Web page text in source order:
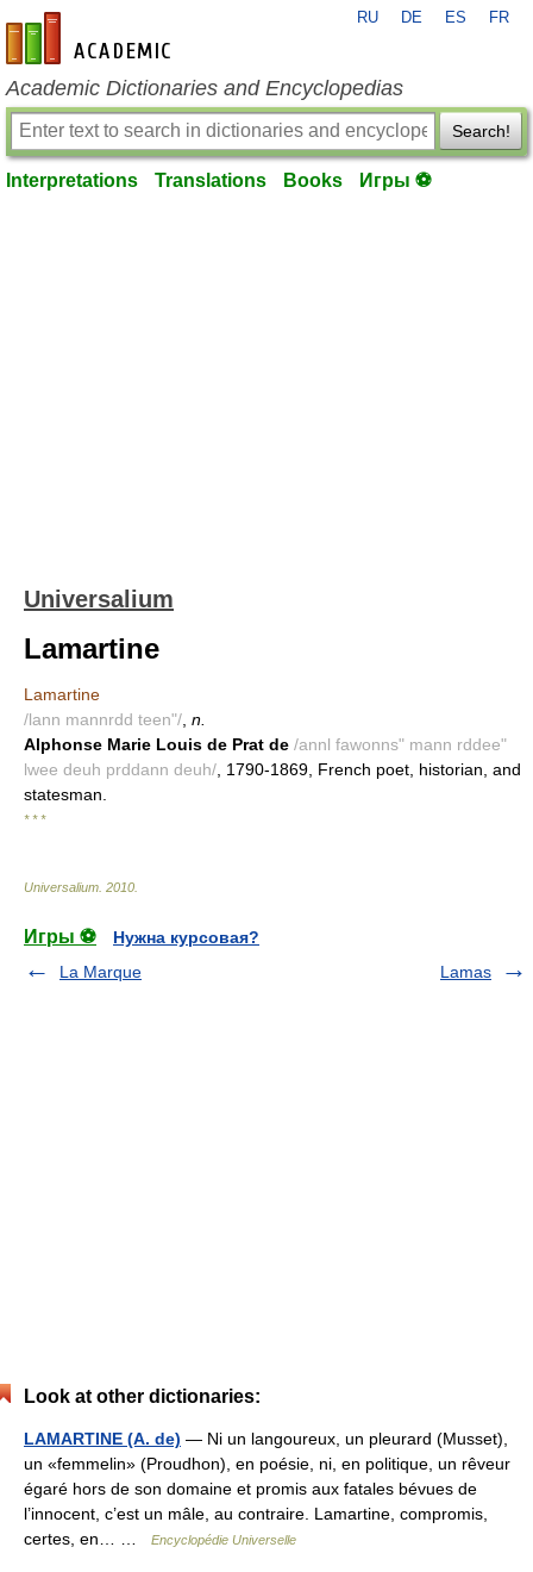
en-academic.com
RU DE ES FR
Academic Dictionaries and Encyclopedias
Search!
Interpretations Translations Books Игры ⚽
Universalium
Lamartine
Lamartine
/lann mannrdd teen"/ n.
Alphonse Marie Louis de Prat de /annl fawonns" mann rddee"
lwee deuh prddann deuh/ , 1790-1869, French poet, historian, and
statesman.
* * *
Universalium 2010
Игры ⚽
Нужна курсовая?
La Marque
Lamas
Look at other dictionaries:
LAMARTINE (A. de) — Ni un langoureux, un pleurard (Musset),
un «femmelin» (Proudhon), en poésie, ni, en politique, un rêveur
égaré hors de son domaine et promis aux fatales bévues de
l’innocent, c’est un mâle, au contraire. Lamartine, compromis,
certes, en… …
Encyclopédie Universelle